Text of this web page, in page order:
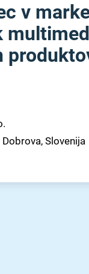
v
Slovenija